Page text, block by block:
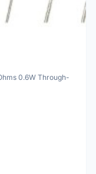
0.6W Through-